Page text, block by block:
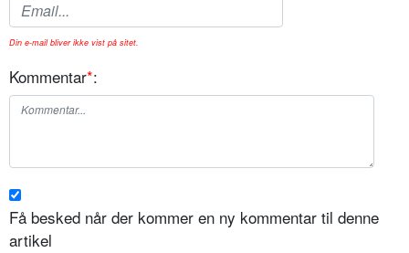
Din e-mail bliver ikke vist på sitet.
Kommentar*:
Få besked når der kommer en ny kommentar til denne
artikel